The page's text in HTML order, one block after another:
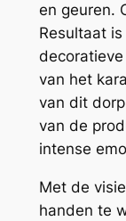
en geuren.
Resultaat
van het
van dit
van de
intense
Met de
handen te